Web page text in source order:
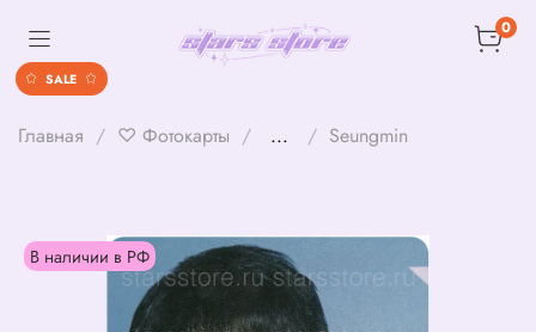
0
Главная ♡ Фотокарты ... Seungmin
В наличии в РФ